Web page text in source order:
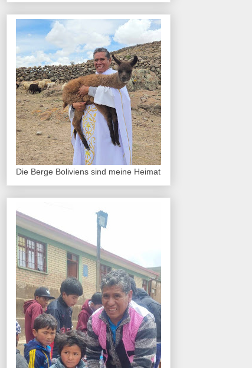
Die Berge Boliviens sind meine Heimat